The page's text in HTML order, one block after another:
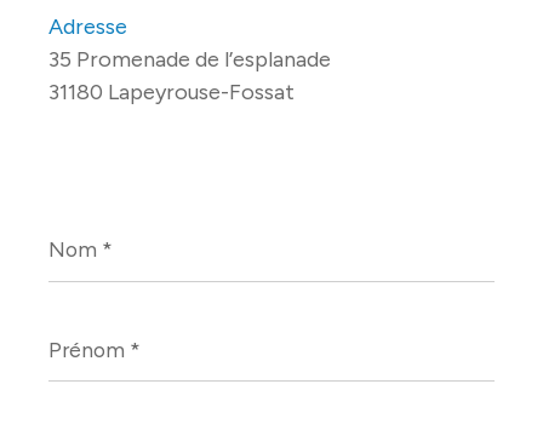
Adresse
35 Promenade de l’esplanade
31180 Lapeyrouse-Fossat
*
*